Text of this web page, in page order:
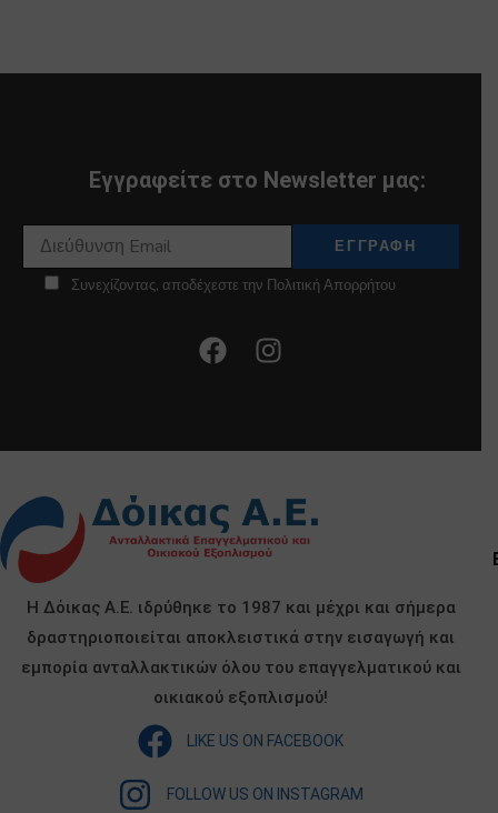
Εγγραφείτε στο Newsletter μας:
Συνεχίζοντας, αποδέχεστε την Πολιτική Απορρήτου
Η Δόικας Α.Ε. ιδρύθηκε το 1987 και μέχρι και σήμερα
δραστηριοποιείται αποκλειστικά στην εισαγωγή και
εμπορία ανταλλακτικών όλου του επαγγελματικού και
οικιακού εξοπλισμού!
LIKE US ON FACEBOOK
FOLLOW US ON INSTAGRAM